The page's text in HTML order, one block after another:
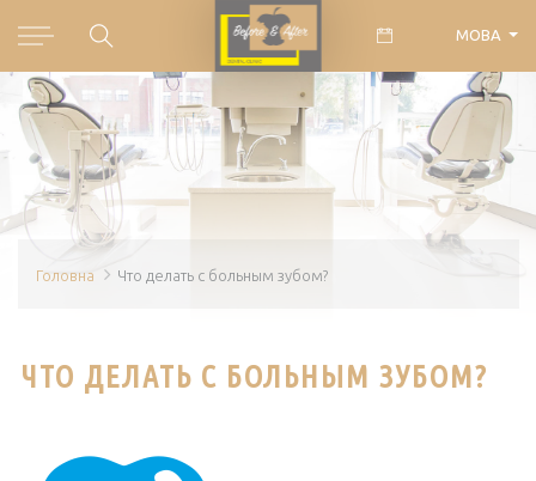
МОВА
Головна Что делать с больным зубом?
ЧТО ДЕЛАТЬ С БОЛЬНЫМ ЗУБОМ?